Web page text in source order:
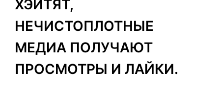
ХЭЙТЯТ,
НЕЧИСТОПЛОТНЫЕ
МЕДИА ПОЛУЧАЮТ
ПРОСМОТРЫ И ЛАЙКИ.